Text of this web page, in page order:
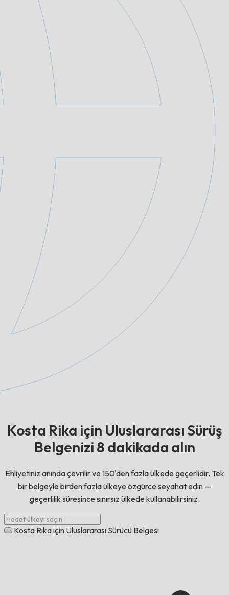
Kosta Rika için Uluslararası Sürüş
Belgenizi 8 dakikada alın
Ehliyetiniz anında çevrilir ve 150'den fazla ülkede geçerlidir. Tek
bir belgeyle birden fazla ülkeye özgürce seyahat edin —
geçerlilik süresince sınırsız ülkede kullanabilirsiniz.
Kosta Rika için Uluslararası Sürücü Belgesi